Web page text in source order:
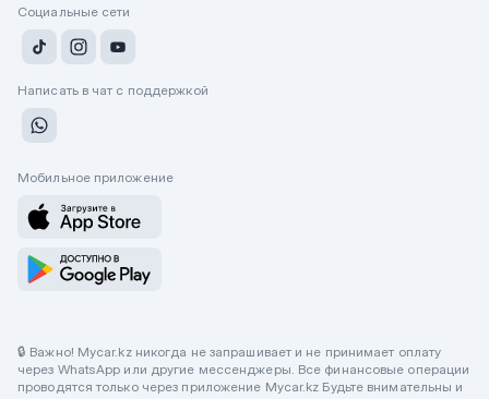
Социальные сети
Написать в чат с поддержкой
Мобильное приложение
🔒 Важно! Mycar.kz никогда не запрашивает и не принимает оплату
через WhatsApp или другие мессенджеры. Все финансовые операции
проводятся только через приложение Mycar.kz Будьте внимательны и